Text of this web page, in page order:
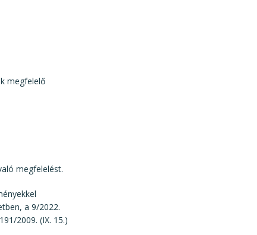
megfelelő
megfelelést.
a 9/2022.
2009. (IX. 15.)